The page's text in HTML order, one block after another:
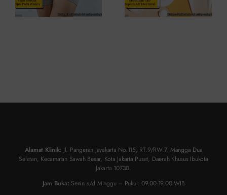
Alamat Klinik: Jl. Pangeran Jayakarta No.115, RT.9/RW.7, Mangga Dua
Selatan, Kecamatan Sawah Besar, Kota Jakarta Pusat, Daerah Khusus Ibukota
Jakarta 10730.
Jam Buka: Senin s/d Minggu – Pukul: 09.00-19.00 WIB